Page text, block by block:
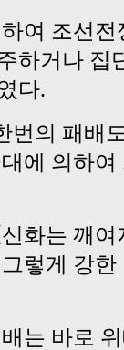
여 조선
하거나 집
다.
번의 패배
에 의하여
화는 깨여
렇게 강
는 바로